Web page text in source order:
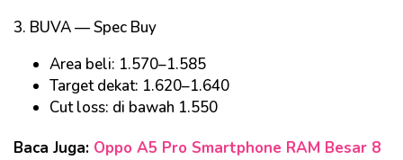
3. BUVA — Spec Buy
Area beli: 1.570–1.585
Target dekat: 1.620–1.640
Cut loss: di bawah 1.550
Baca Juga: Oppo A5 Pro Smartphone RAM Besar 8